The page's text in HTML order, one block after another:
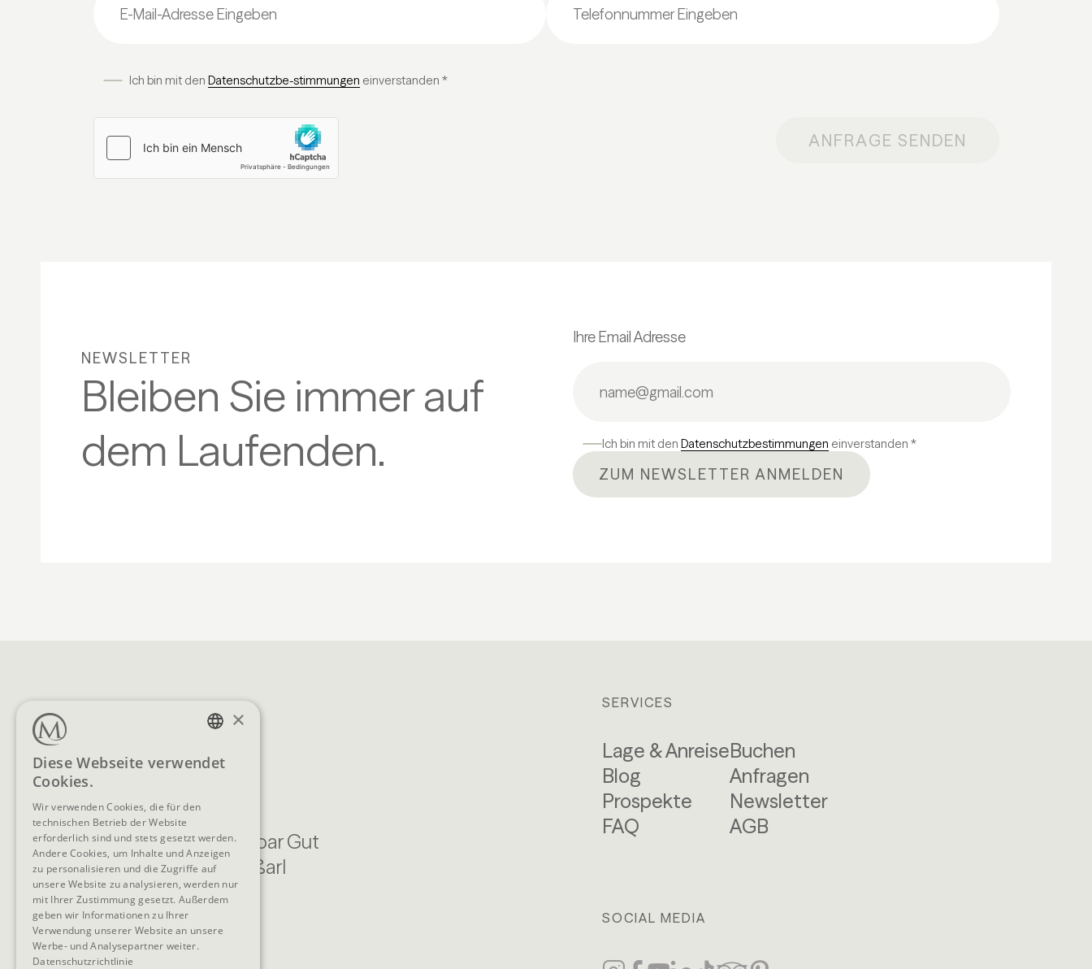
Ich bin mit den Datenschutzbe-stimmungen einverstanden *
ANFRAGE SENDEN
NEWSLETTER
Bleiben Sie immer auf
dem Laufenden.
Ihre Email Adresse
Ich bin mit den Datenschutzbestimmungen einverstanden *
ZUM NEWSLETTER ANMELDEN
Familien Natur Resort Moar Gut
Moargasse 22 , 5611 Großarl
Österreich
KONTAKT
Telefon+43 6414 318
SERVICES
Lage & Anreise
Blog
Prospekte
FAQ
Buchen
Anfragen
Newsletter
AGB
SOCIAL MEDIA
×
Diese Webseite verwendet
Cookies.
Wir verwenden Cookies, die für den
technischen Betrieb der Website
erforderlich sind und stets gesetzt werden.
Andere Cookies, um Inhalte und Anzeigen
zu personalisieren und die Zugriffe auf
unsere Website zu analysieren, werden nur
mit Ihrer Zustimmung gesetzt. Außerdem
geben wir Informationen zu Ihrer
Verwendung unserer Website an unsere
Werbe- und Analysepartner weiter.
Datenschutzrichtlinie